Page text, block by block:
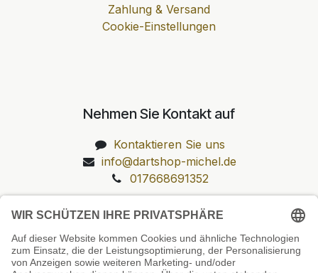
Zahlung & Versand
Cookie-Einstellungen
Nehmen Sie Kontakt auf
Kontaktieren Sie uns
info@dartshop-michel.de
017668691352